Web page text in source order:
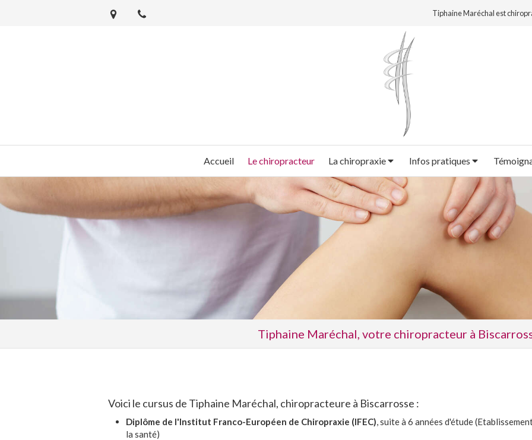
Tiphaine Maréchal est
Accueil Le chiropracteur La chiropraxie Infos pratiques
Tiphaine Maréchal, votre chiropracteur à
Voici le cursus de Tiphaine Maréchal, chiropracteure à Biscarrosse :
Diplôme de l'Institut Franco-Européen de Chiropraxie (IFEC), suite à 6 années d'étude
la santé)